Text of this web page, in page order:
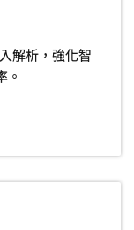
解析，強化智
。